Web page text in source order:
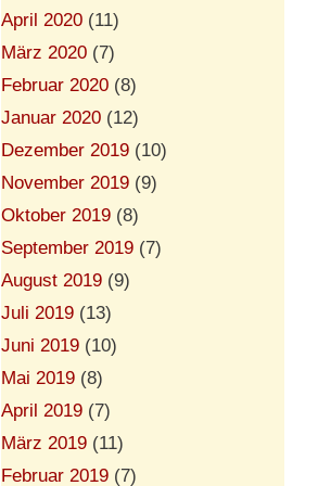
April 2020 (11)
März 2020 (7)
Februar 2020 (8)
Januar 2020 (12)
Dezember 2019 (10)
November 2019 (9)
Oktober 2019 (8)
September 2019 (7)
August 2019 (9)
Juli 2019 (13)
Juni 2019 (10)
Mai 2019 (8)
April 2019 (7)
März 2019 (11)
Februar 2019 (7)